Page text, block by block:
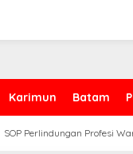
Karimun Batam
SOP Perlindungan Profesi